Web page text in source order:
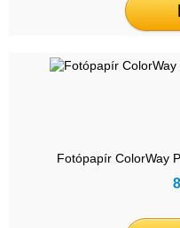
Fotópapír ColorWay